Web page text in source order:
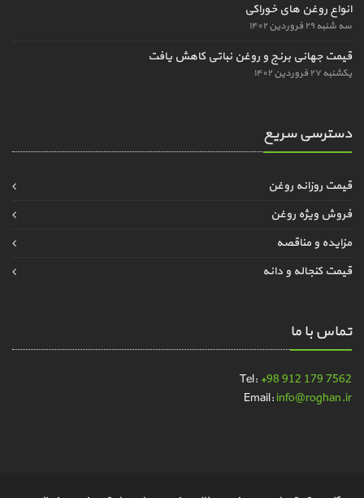
انواع روغن های خوراکی
سه شنبه ۲۹ فروردین ۱۴۰۲
قیمت جهانی برنج و روغن نباتی کاهش یافت
یکشنبه ۲۷ فروردین ۱۴۰۲
دسترسی سریع
قیمت روزانه روغن
فروش ویژه روغن
مزایده و مناقصه
قیمت کنجاله و دانه
تماس با ما
Tel: +98 912 179 7562
Email:info@roghan.ir